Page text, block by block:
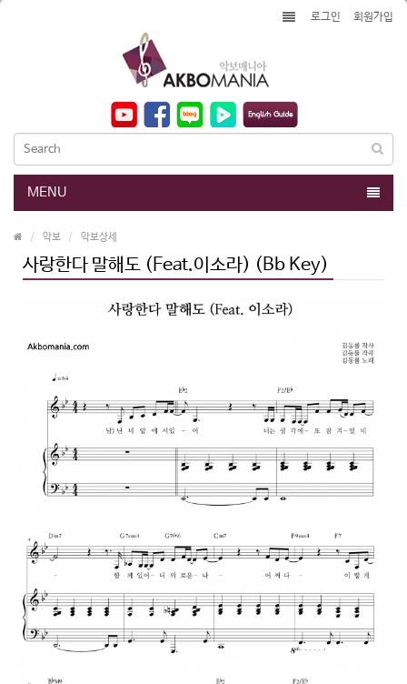
로그인 회원가입
MENU
악보 악보상세
사랑한다 말해도 (Feat.이소라) (Bb Key)